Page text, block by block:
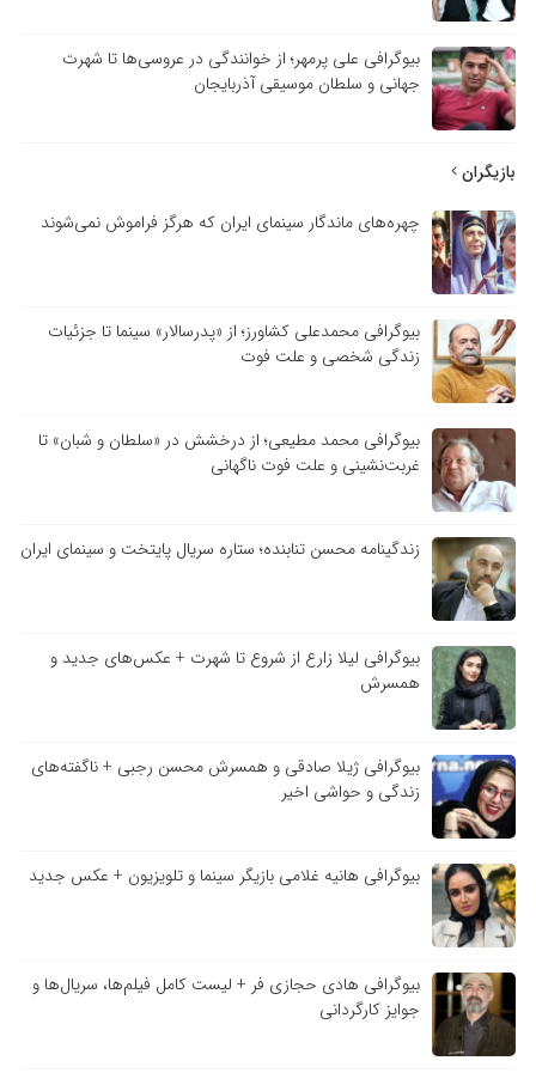
بیوگرافی علی پرمهر؛ از خوانندگی در عروسی‌ها تا شهرت
جهانی و سلطان موسیقی آذربایجان
بازیگران
چهره‌های ماندگار سینمای ایران که هرگز فراموش نمی‌شوند
بیوگرافی محمدعلی کشاورز؛ از «پدرسالار» سینما تا جزئیات
زندگی شخصی و علت فوت
بیوگرافی محمد مطیعی؛ از درخشش در «سلطان و شبان» تا
غربت‌نشینی و علت فوت ناگهانی
زندگینامه محسن تنابنده؛ ستاره سریال پایتخت و سینمای ایران
بیوگرافی لیلا زارع از شروع تا شهرت + عکس‌های جدید و
همسرش
بیوگرافی ژیلا صادقی و همسرش محسن رجبی + ناگفته‌های
زندگی و حواشی اخیر
بیوگرافی هانیه غلامی بازیگر سینما و تلویزیون + عکس جدید
بیوگرافی هادی حجازی فر + لیست کامل فیلم‌ها، سریال‌ها و
جوایز کارگردانی